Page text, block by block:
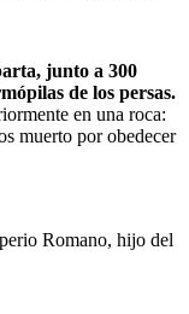
junto a 300
de los persas.
en una roca:
muerto por obedecer
Romano, hijo del